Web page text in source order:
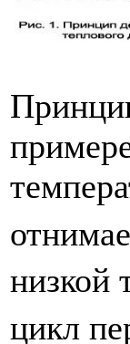
низкой
цикл